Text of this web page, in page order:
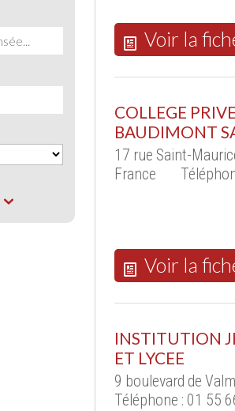
Voir la
COLLEGE
BAUDIMONT
17 rue Saint-
France
Voir la
INSTITUTION
ET LYCEE
9 boulevard de
Téléphone : 01 55